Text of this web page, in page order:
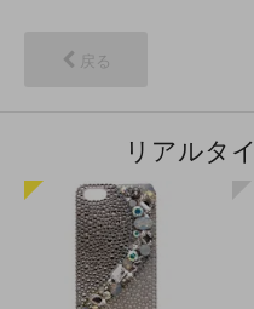
戻る
リアルタ